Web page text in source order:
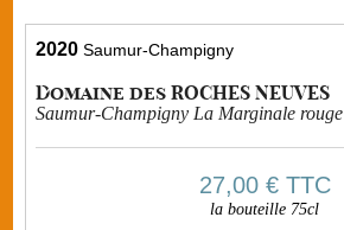
2020 Saumur-Champigny
Domaine des ROCHES NEUVES
Saumur-Champigny La Marginale rouge
27,00 €TTC
la bouteille 75cl